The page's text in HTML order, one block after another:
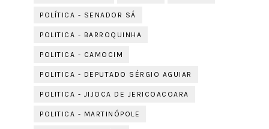
POLÍTICA - SENADOR SÁ
POLITICA - BARROQUINHA
POLITICA - CAMOCIM
POLITICA - DEPUTADO SÉRGIO AGUIAR
POLITICA - JIJOCA DE JERICOACOARA
POLITICA - MARTINÓPOLE